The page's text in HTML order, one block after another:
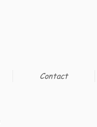
Contact